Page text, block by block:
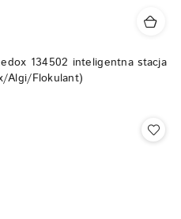
134502 inteligentna stacja
Algi/Flokulant)